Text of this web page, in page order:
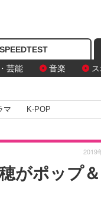
SPEEDTEST
芸能 音楽
マ K-POP
がポップ
2019